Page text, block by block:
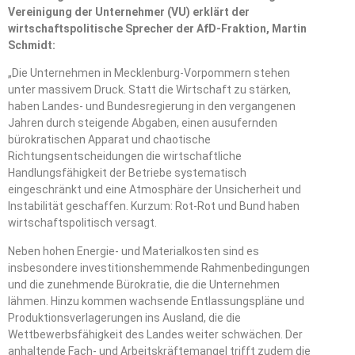
Vereinigung der Unternehmer (VU) erklärt der
wirtschaftspolitische Sprecher der AfD-Fraktion, Martin
Schmidt:
„Die Unternehmen in Mecklenburg-Vorpommern stehen
unter massivem Druck. Statt die Wirtschaft zu stärken,
haben Landes- und Bundesregierung in den vergangenen
Jahren durch steigende Abgaben, einen ausufernden
bürokratischen Apparat und chaotische
Richtungsentscheidungen die wirtschaftliche
Handlungsfähigkeit der Betriebe systematisch
eingeschränkt und eine Atmosphäre der Unsicherheit und
Instabilität geschaffen. Kurzum: Rot-Rot und Bund haben
wirtschaftspolitisch versagt.
Neben hohen Energie- und Materialkosten sind es
insbesondere investitionshemmende Rahmenbedingungen
und die zunehmende Bürokratie, die die Unternehmen
lähmen. Hinzu kommen wachsende Entlassungspläne und
Produktionsverlagerungen ins Ausland, die die
Wettbewerbsfähigkeit des Landes weiter schwächen. Der
anhaltende Fach- und Arbeitskräftemangel trifft zudem die